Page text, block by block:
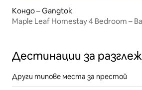
Кондо – Gangtok
Maple Leaf Homestay 4 Bedroom –
Дестинации за
Други типове места за престой